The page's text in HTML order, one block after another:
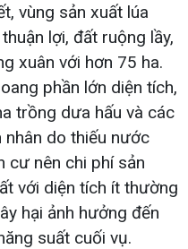
vùng sản xuất lúa
lợi, đất ruộng lầy,
xuân với hơn 75 ha.
phần lớn diện tích,
trồng dưa hấu và các
nhân do thiếu nước
cư nên chi phí sản
với diện tích ít thường
hại ảnh hưởng đến
suất cuối vụ.